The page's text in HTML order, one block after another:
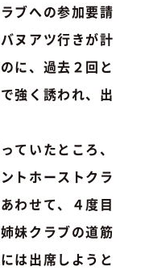
ブへの参加要請
ヌアツ行きが計
に、過去２回と
強く誘われ、出
ていたところ、
トホーストクラ
わせて、４度目
妹クラブの道筋
は出席しようと